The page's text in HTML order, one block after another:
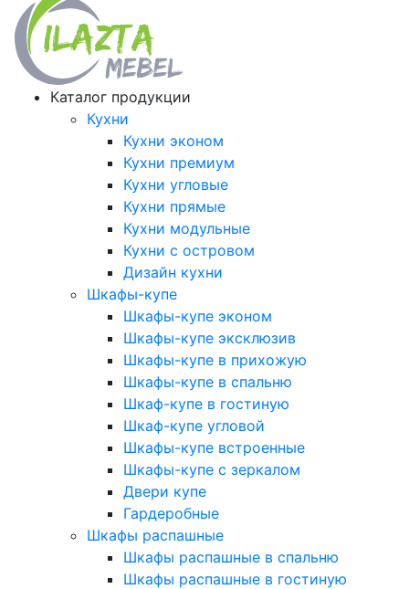
Каталог продукции
Кухни
Кухни эконом
Кухни премиум
Кухни угловые
Кухни прямые
Кухни модульные
Кухни с островом
Дизайн кухни
Шкафы-купе
Шкафы-купе эконом
Шкафы-купе эксклюзив
Шкафы-купе в прихожую
Шкафы-купе в спальню
Шкаф-купе в гостиную
Шкаф-купе угловой
Шкафы-купе встроенные
Шкафы-купе с зеркалом
Двери купе
Гардеробные
Шкафы распашные
Шкафы распашные в спальню
Шкафы распашные в гостиную